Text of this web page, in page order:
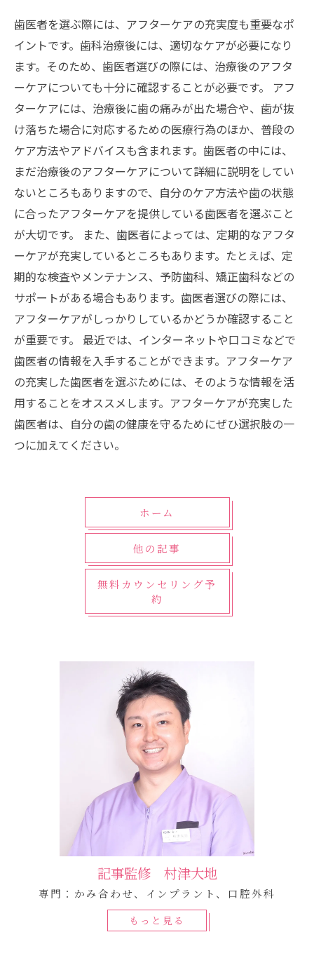
歯医者を選ぶ際には、アフターケアの充実度も重要なポ
イントです。歯科治療後には、適切なケアが必要になり
ます。そのため、歯医者選びの際には、治療後のアフタ
ーケアについても十分に確認することが必要です。 アフ
ターケアには、治療後に歯の痛みが出た場合や、歯が抜
け落ちた場合に対応するための医療行為のほか、普段の
ケア方法やアドバイスも含まれます。歯医者の中には、
まだ治療後のアフターケアについて詳細に説明をしてい
ないところもありますので、自分のケア方法や歯の状態
に合ったアフターケアを提供している歯医者を選ぶこと
が大切です。 また、歯医者によっては、定期的なアフタ
ーケアが充実しているところもあります。たとえば、定
期的な検査やメンテナンス、予防歯科、矯正歯科などの
サポートがある場合もあります。歯医者選びの際には、
アフターケアがしっかりしているかどうか確認すること
が重要です。 最近では、インターネットや口コミなどで
歯医者の情報を入手することができます。アフターケア
の充実した歯医者を選ぶためには、そのような情報を活
用することをオススメします。アフターケアが充実した
歯医者は、自分の歯の健康を守るためにぜひ選択肢の一
つに加えてください。
ホーム
他の記事
無料カウンセリング予
約
記事監修 村津大地
専門：かみ合わせ、インプラント、口腔外科
もっと見る